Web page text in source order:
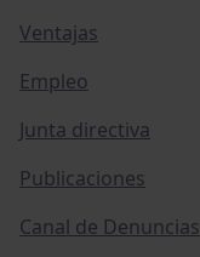
Ventajas
Empleo
Junta directiva
Publicaciones
Canal de Denuncias